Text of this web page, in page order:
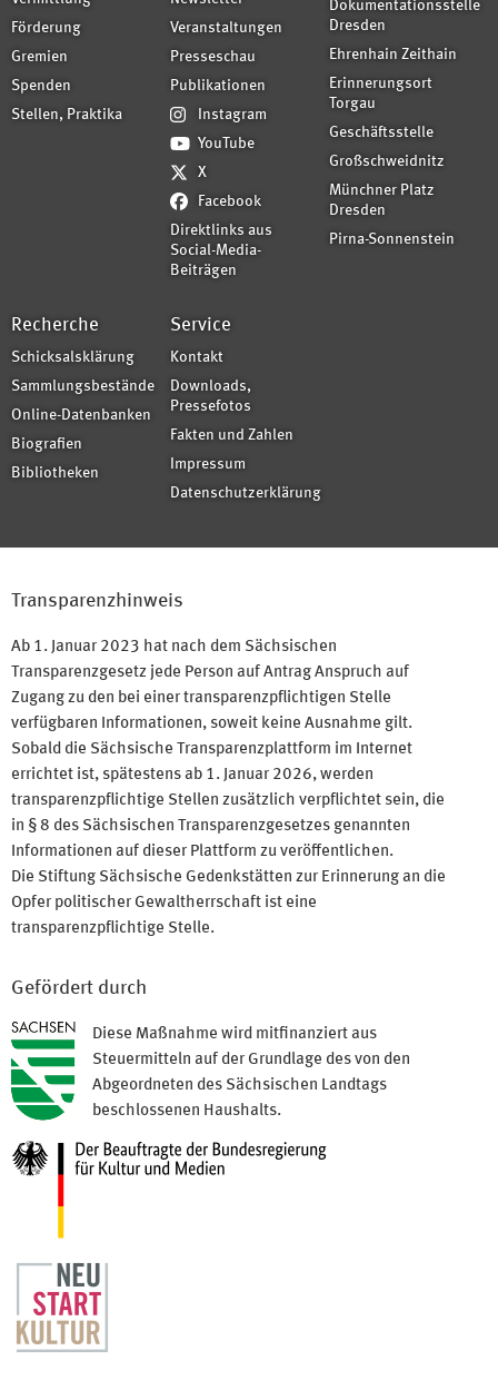
Förderung
Gremien
Spenden
Stellen, Praktika
Veranstaltungen
Presseschau
Publikationen
Instagram
YouTube
X
Facebook
Direktlinks aus
Social-Media-
Beiträgen
Dokumentationsstelle
Dresden
Ehrenhain Zeithain
Erinnerungsort
Torgau
Geschäftsstelle
Großschweidnitz
Münchner Platz
Dresden
Pirna-Sonnenstein
Recherche
Schicksalsklärung
Sammlungsbestände
Online-Datenbanken
Biografien
Bibliotheken
Service
Kontakt
Downloads,
Pressefotos
Fakten und Zahlen
Impressum
Datenschutzerklärung
Transparenzhinweis
Ab 1. Januar 2023 hat nach dem Sächsischen
Transparenzgesetz jede Person auf Antrag Anspruch auf
Zugang zu den bei einer transparenzpflichtigen Stelle
verfügbaren Informationen, soweit keine Ausnahme gilt.
Sobald die Sächsische Transparenzplattform im Internet
errichtet ist, spätestens ab 1. Januar 2026, werden
transparenzpflichtige Stellen zusätzlich verpflichtet sein, die
in § 8 des Sächsischen Transparenzgesetzes genannten
Informationen auf dieser Plattform zu veröffentlichen.
Die Stiftung Sächsische Gedenkstätten zur Erinnerung an die
Opfer politischer Gewaltherrschaft ist eine
transparenzpflichtige Stelle.
Gefördert durch
Diese Maßnahme wird mitfinanziert aus
Steuermitteln auf der Grundlage des von den
Abgeordneten des Sächsischen Landtags
beschlossenen Haushalts.